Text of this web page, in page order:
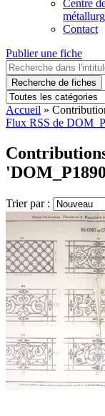
Centre
Contact
Publier une fiche
Recherche de fiches
Accueil »
Flux RSS de
Trier par :